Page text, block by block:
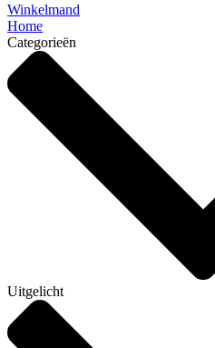
Winkelmand
Home
Categorieën
Uitgelicht